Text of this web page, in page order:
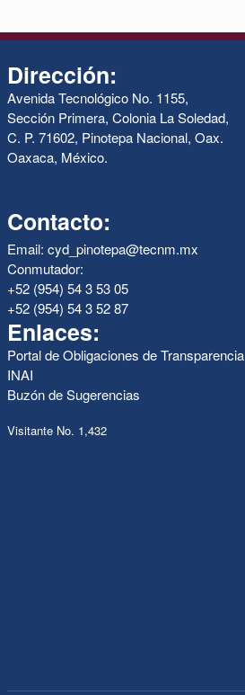
Dirección:
Avenida Tecnológico No. 1155,
Sección Primera, Colonia La Soledad,
C. P. 71602, Pinotepa Nacional, Oax.
Oaxaca, México.
Contacto:
Email: cyd_pinotepa@tecnm.mx
Conmutador:
+52 (954) 54 3 53 05
+52 (954) 54 3 52 87
Enlaces:
Portal de Obligaciones de Transparencia
INAI
Buzón de Sugerencias
Visitante No. 1,432